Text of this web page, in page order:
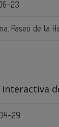
23
Paseo de la
interactiva
29